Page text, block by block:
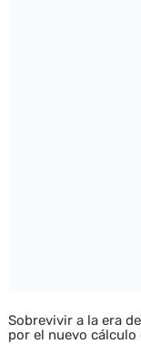
Sobrevivir a la era
por el nuevo